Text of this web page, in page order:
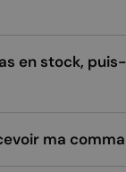
en stock,
ma